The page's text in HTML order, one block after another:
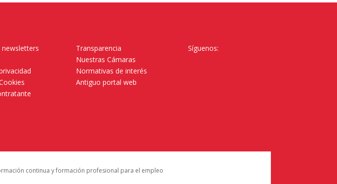
newsletters
Transparencia
Nuestras Cámaras
Normativas de interés
Antiguo portal web
Síguenos:
continua y formación profesional para el empleo